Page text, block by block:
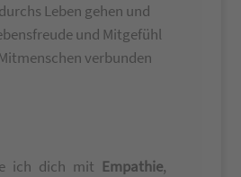
Leben gehen und
und Mitgefühl
verbunden
ich dich mit Empathie,